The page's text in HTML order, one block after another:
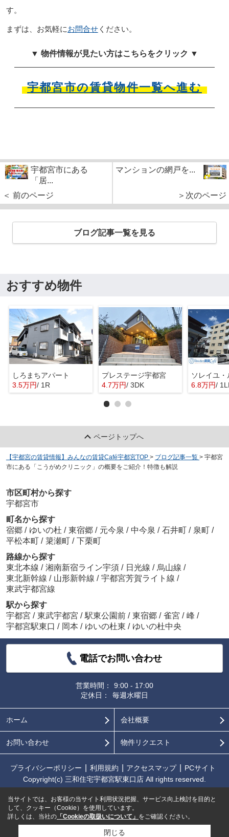
す。
まずは、お気軽にお問合せください。
▼ 物件情報が見たい方はこちらをクリック ▼
宇都宮市の賃貸物件一覧へ進む
宇都宮市にある
「居...
＜ 前のページ
マンションの網戸を...
＞次のページ
ブログ記事一覧を見る
おすすめ物件
しろまちアパート
3.5万円/ 1R
プレステージ宇都宮
4.7万円/ 3DK
ソレイユ
6.8万円/
ページトップへ
【宇都宮の賃貸情報】みんなの賃貸Café宇都宮TOP > ブログ記事一覧 > 宇都宮
市にある「こうがめクリニック」の概要をご紹介！特徴も解説
市区町村から探す
宇都宮市
町名から探す
宿郷 / ゆいの杜 / 東宿郷 / 元今泉 / 中今泉 / 石井町 / 泉町 /
平松本町 / 簗瀬町 / 下栗町
路線から探す
東北本線 / 湘南新宿ライン宇須 / 日光線 / 烏山線 /
東北新幹線 / 山形新幹線 / 宇都宮芳賀ライト線 /
東武宇都宮線
駅から探す
宇都宮 / 東武宇都宮 / 駅東公園前 / 東宿郷 / 雀宮 / 峰 /
宇都宮駅東口 / 岡本 / ゆいの杜東 / ゆいの杜中央
電話でお問い合わせ
営業時間：
9:00 - 17:00
定休日：
毎週水曜日
ホーム 会社概要
お問い合わせ 物件リクエスト
プライバシーポリシー 利用規約 アクセスマップ
PCサイト
Copyright(c) 三和住宅宇都宮駅東口店 All rights reserved.
当サイトでは、お客様の当サイト利用状況把握、サービス向上検討を目的と
して、クッキー（Cookie）を使用しています。
詳しくは、当社の 「Cookieの取扱いについて」 をご確認ください。
閉じる